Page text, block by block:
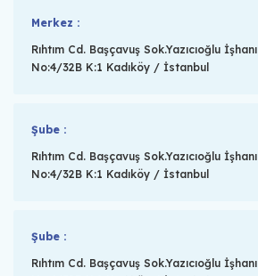
Merkez :
Rıhtım Cd. Başçavuş Sok.Yazıcıoğlu İşhanı
No:4/32B K:1 Kadıköy / İstanbul
Şube :
Rıhtım Cd. Başçavuş Sok.Yazıcıoğlu İşhanı
No:4/32B K:1 Kadıköy / İstanbul
Şube :
Rıhtım Cd. Başçavuş Sok.Yazıcıoğlu İşhanı